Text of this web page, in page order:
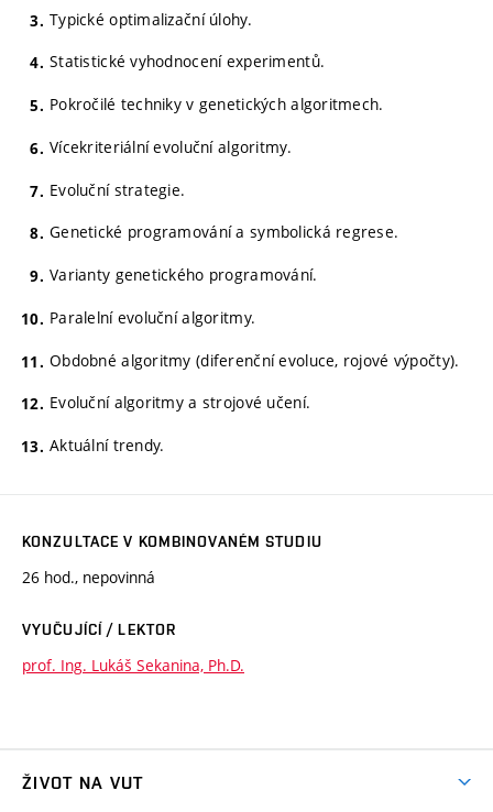
Typické optimalizační úlohy.
Statistické vyhodnocení experimentů.
Pokročilé techniky v genetických algoritmech.
Vícekriteriální evoluční algoritmy.
Evoluční strategie.
Genetické programování a symbolická regrese.
Varianty genetického programování.
Paralelní evoluční algoritmy.
Obdobné algoritmy (diferenční evoluce, rojové výpočty).
Evoluční algoritmy a strojové učení.
Aktuální trendy.
KONZULTACE V KOMBINOVANÉM STUDIU
26 hod., nepovinná
VYUČUJÍCÍ / LEKTOR
prof. Ing. Lukáš Sekanina, Ph.D.
ŽIVOT NA VUT